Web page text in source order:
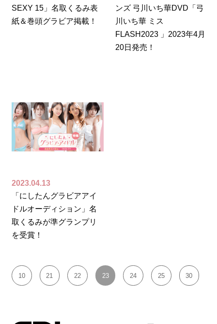
SEXY 15」名取くるみ表
紙＆巻頭グラビア掲載！
ンズ 弓川いち華DVD「弓
川いち華 ミス
FLASH2023 」2023年4月
20日発売！
2023.04.13
「にしたんグラビアアイ
ドルオーディション」名
取くるみが準グランプリ
を受賞！
10 21 22 23 24 25 30